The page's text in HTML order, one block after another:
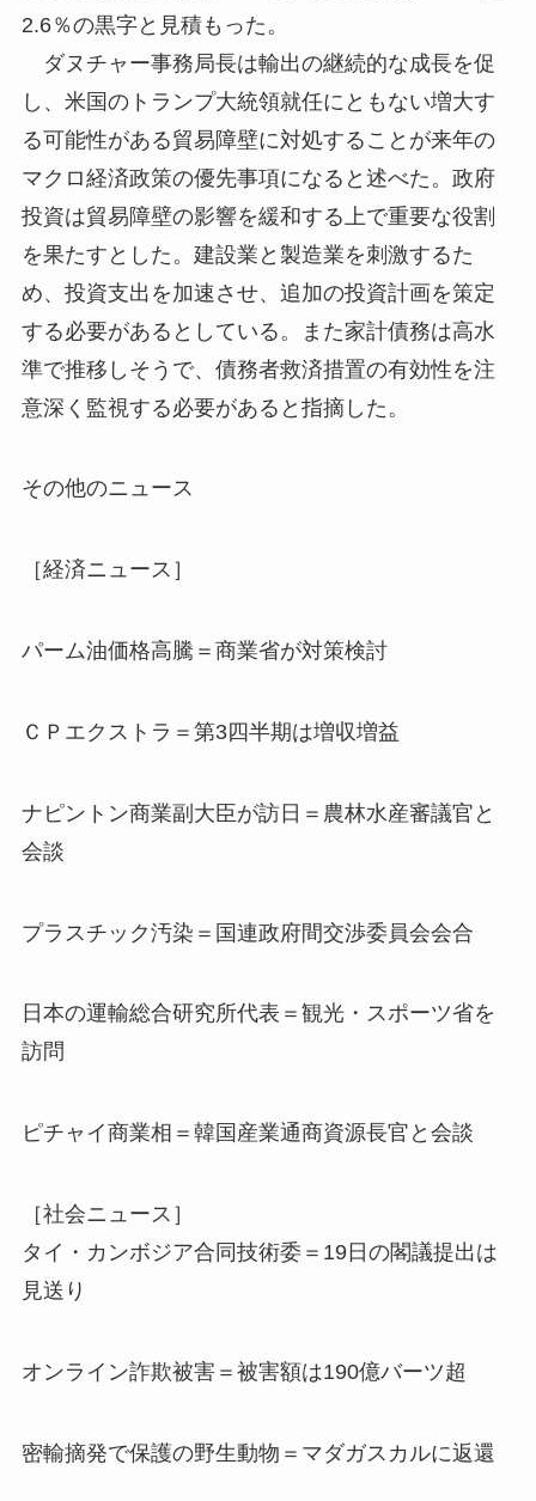
2.6％の黒字と見積もった。
ダヌチャー事務局長は輸出の継続的な成長を促
し、米国のトランプ大統領就任にともない増大す
る可能性がある貿易障壁に対処することが来年の
マクロ経済政策の優先事項になると述べた。政府
投資は貿易障壁の影響を緩和する上で重要な役割
を果たすとした。建設業と製造業を刺激するた
め、投資支出を加速させ、追加の投資計画を策定
する必要があるとしている。また家計債務は高水
準で推移しそうで、債務者救済措置の有効性を注
意深く監視する必要があると指摘した。
その他のニュース
［経済ニュース］
パーム油価格高騰＝商業省が対策検討
ＣＰエクストラ＝第3四半期は増収増益
ナピントン商業副大臣が訪日＝農林水産審議官と
会談
プラスチック汚染＝国連政府間交渉委員会会合
日本の運輸総合研究所代表＝観光・スポーツ省を
訪問
ピチャイ商業相＝韓国産業通商資源長官と会談
［社会ニュース］
タイ・カンボジア合同技術委＝19日の閣議提出は
見送り
オンライン詐欺被害＝被害額は190億バーツ超
密輸摘発で保護の野生動物＝マダガスカルに返還